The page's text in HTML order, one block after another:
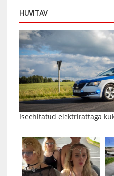
HUVITAV
Iseehitatud elektrirattaga